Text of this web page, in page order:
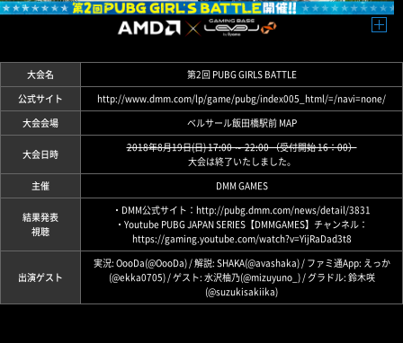
大会名
第2回 PUBG GIRLS BATTLE
公式サイト
http://www.dmm.com/lp/game/pubg/index005_html/=/navi=none/
大会会場
ベルサール飯田橋駅前 MAP
大会日時
2018年8月19日(日) 17:00 ～ 22:00 （受付開始 16：00）
大会は終了いたしました。
主催
DMM GAMES
結果発表
視聴
・DMM公式サイト： http://pubg.dmm.com/news/detail/3831
・Youtube PUBG JAPAN SERIES【DMMGAMES】チャンネル：
https://gaming.youtube.com/watch?v=YijRaDad3t8
出演ゲスト
実況: OooDa(@OooDa) / 解説: SHAKA(@avashaka) / ファミ通App: えっか
(@ekka0705) / ゲスト: 水沢柚乃(@mizuyuno_ ) / グラドル: 鈴木咲
(@suzukisakiika)